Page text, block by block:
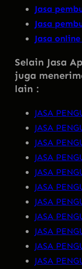
Jasa
Jasa
Jasa
Selain Jasa
juga
lain :
JASA
JASA
JASA
JASA
JASA
JASA
JASA
JASA
JASA
JASA
JASA